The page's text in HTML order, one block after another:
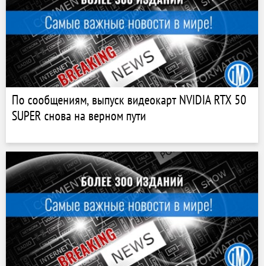
По сообщениям, выпуск видеокарт NVIDIA RTX 50
SUPER cнова на верном пути